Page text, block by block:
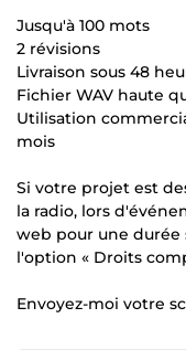
Jusqu'à 100 mots
2 révisions
Livraison sous 48
Fichier WAV haute
Utilisation
mois
Si votre projet est
la radio, lors
web pour une durée
l'option « Droits
Envoyez-moi votre